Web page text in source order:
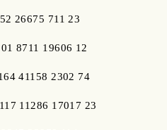
26675 711 23
8711 19606 12
41158 2302 74
11286 17017 23